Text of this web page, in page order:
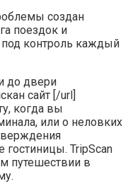
создан
поездок и
под контроль каждый
до двери
сайт [/url]
когда вы
или о неловких
гостиницы. TripScan
путешествии в